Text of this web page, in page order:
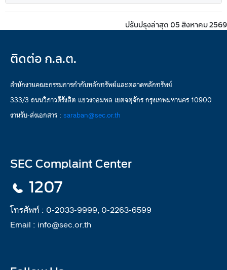
ปรับปรุงล่าสุด 05 สิงหาคม 2569
ติดต่อ ก.ล.ต.
สำนักงานคณะกรรมการกำกับหลักทรัพย์และตลาดหลักทรัพย์
333/3 ถนนวิภาวดีรังสิต แขวงจอมพล เขตจตุจักร กรุงเทพมหานคร 10900
งานรับ-ส่งเอกสาร : saraban@sec.or.th
SEC Complaint Center
1207
โทรศัพท์ : 0-2033-9999, 0-2263-6599
Email : info@sec.or.th